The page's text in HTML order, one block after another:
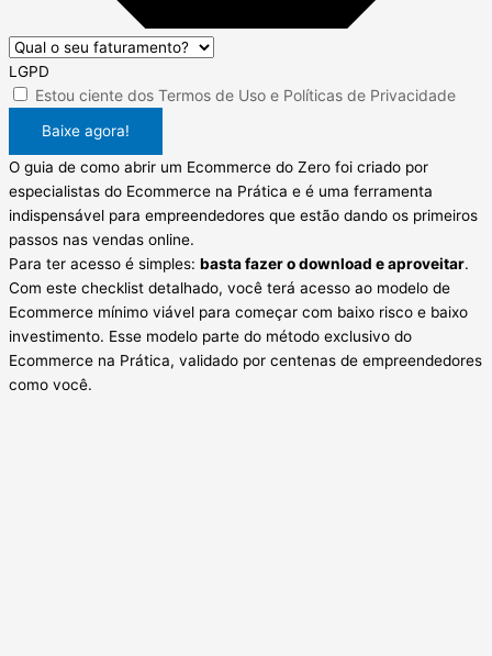
LGPD
Estou ciente dos Termos de Uso e Políticas de Privacidade
Baixe agora!
O guia de como abrir um Ecommerce do Zero foi criado por
especialistas do Ecommerce na Prática e é uma ferramenta
indispensável para empreendedores que estão dando os primeiros
passos nas vendas online.
Para ter acesso é simples: basta fazer o download e aproveitar.
Com este checklist detalhado, você terá acesso ao modelo de
Ecommerce mínimo viável para começar com baixo risco e baixo
investimento. Esse modelo parte do método exclusivo do
Ecommerce na Prática, validado por centenas de empreendedores
como você.